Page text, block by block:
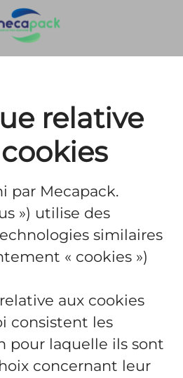
relative
par Mecapack.
») utilise des
similaires
« cookies »)
aux cookies
consistent les
pour laquelle ils sont
concernant leur